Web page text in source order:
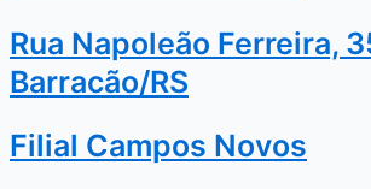
Rua Napoleão Ferreira,
Barracão/RS
Filial Campos Novos